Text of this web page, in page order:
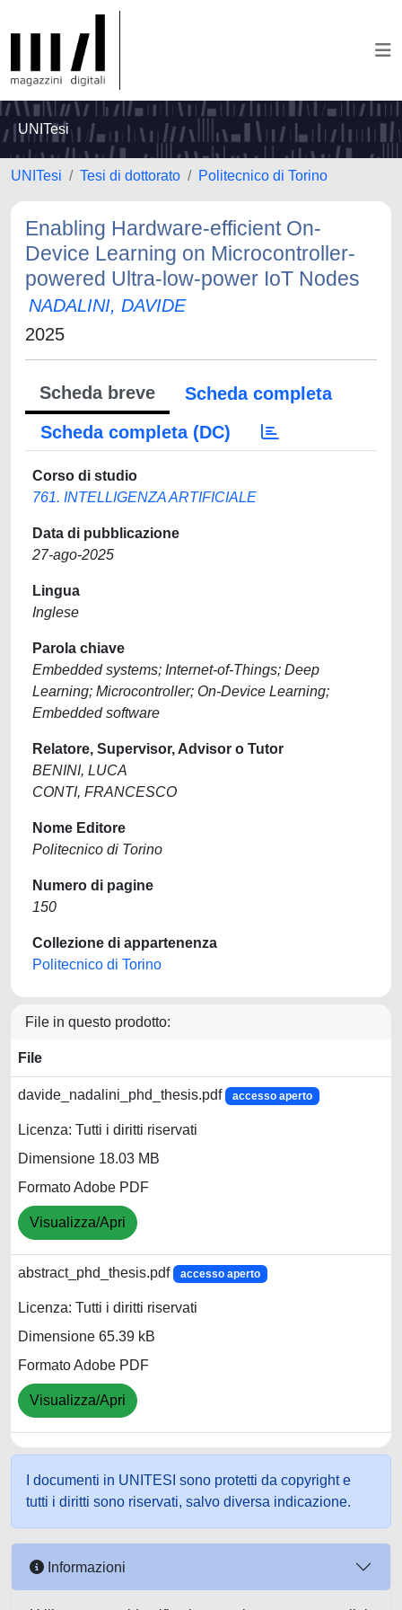
UNITesi
UNITesi Tesi di dottorato Politecnico di Torino
Enabling Hardware-efficient On-
Device Learning on Microcontroller-
powered Ultra-low-power IoT Nodes
NADALINI, DAVIDE
2025
Scheda breve
Scheda completa
Scheda completa (DC)
Corso di studio
761. INTELLIGENZA ARTIFICIALE
Data di pubblicazione
27-ago-2025
Lingua
Inglese
Parola chiave
Embedded systems; Internet-of-Things; Deep
Learning; Microcontroller; On-Device Learning;
Embedded software
Relatore, Supervisor, Advisor o Tutor
BENINI, LUCA
CONTI, FRANCESCO
Nome Editore
Politecnico di Torino
Numero di pagine
150
Collezione di appartenenza
Politecnico di Torino
File in questo prodotto:
File
davide_nadalini_phd_thesis.pdf accesso aperto
Licenza: Tutti i diritti riservati
Dimensione 18.03 MB
Formato Adobe PDF
Visualizza/Apri
abstract_phd_thesis.pdf accesso aperto
Licenza: Tutti i diritti riservati
Dimensione 65.39 kB
Formato Adobe PDF
Visualizza/Apri
I documenti in UNITESI sono protetti da copyright e
tutti i diritti sono riservati, salvo diversa indicazione.
Informazioni